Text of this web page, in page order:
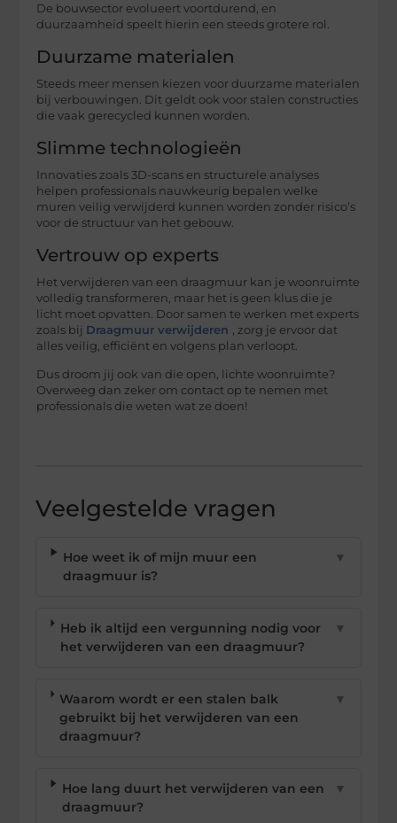
De bouwsector evolueert voortdurend, en
duurzaamheid speelt hierin een steeds grotere rol.
Duurzame materialen
Steeds meer mensen kiezen voor duurzame materialen
bij verbouwingen. Dit geldt ook voor stalen constructies
die vaak gerecycled kunnen worden.
Slimme technologieën
Innovaties zoals 3D-scans en structurele analyses
helpen professionals nauwkeurig bepalen welke
muren veilig verwijderd kunnen worden zonder risico’s
voor de structuur van het gebouw.
Vertrouw op experts
Het verwijderen van een draagmuur kan je woonruimte
volledig transformeren, maar het is geen klus die je
licht moet opvatten. Door samen te werken met experts
zoals bij Draagmuur verwijderen
, zorg je ervoor dat
alles veilig, efficiënt en volgens plan verloopt.
Dus droom jij ook van die open, lichte woonruimte?
Overweeg dan zeker om contact op te nemen met
professionals die weten wat ze doen!
Veelgestelde vragen
Hoe weet ik of mijn muur een
draagmuur is?
▼
Heb ik altijd een vergunning nodig voor
het verwijderen van een draagmuur?
▼
Waarom wordt er een stalen balk
gebruikt bij het verwijderen van een
draagmuur?
▼
Hoe lang duurt het verwijderen van een
draagmuur?
▼